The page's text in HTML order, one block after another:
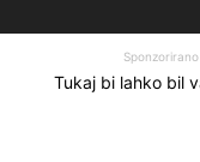
Sponzorirano